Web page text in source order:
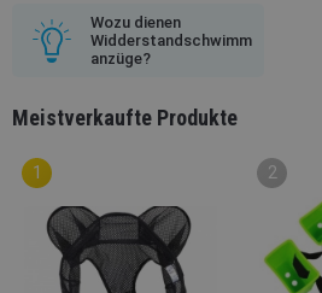
Wozu dienen
Widderstandschwimm
anzüge?
Meistverkaufte Produkte